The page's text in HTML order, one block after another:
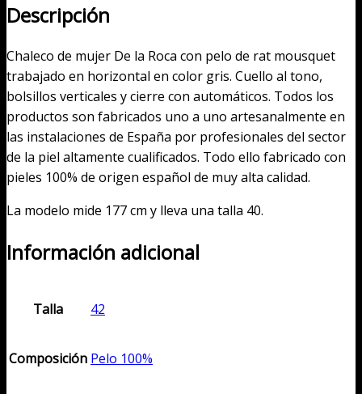
rat
con
cuello
cantidad
Descripción
Chaleco de mujer De la Roca con pelo de rat mousquet
trabajado en horizontal en color gris. Cuello al tono,
bolsillos verticales y cierre con automáticos. Todos los
productos son fabricados uno a uno artesanalmente en
las instalaciones de España por profesionales del sector
de la piel altamente cualificados. Todo ello fabricado con
pieles 100% de origen español de muy alta calidad.
La modelo mide 177 cm y lleva una talla 40.
Información adicional
Talla 42
Composición Pelo 100%